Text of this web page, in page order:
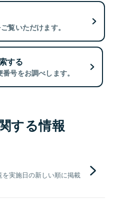
覧いただけます。
する
号をお調べします。
する情報
実施日の新しい順に掲載